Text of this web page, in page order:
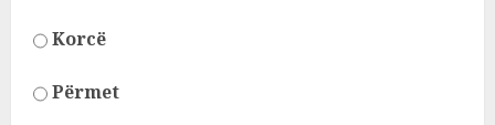
Korcë
Përmet